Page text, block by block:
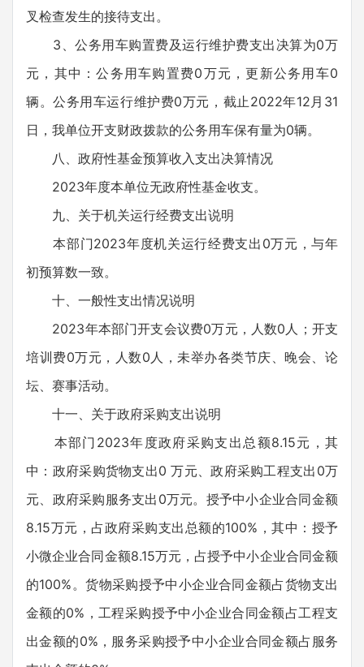
叉检查发生的接待支出。
3、公务用车购置费及运行维护费支出决算为0万
元，其中：公务用车购置费0万元，更新公务用车0
辆。公务用车运行维护费0万元，截止2022年12月31
日，我单位开支财政拨款的公务用车保有量为0辆。
八、政府性基金预算收入支出决算情况
2023年度本单位无政府性基金收支。
九、关于机关运行经费支出说明
本部门2023年度机关运行经费支出0万元，与年
初预算数一致。
十、一般性支出情况说明
2023年本部门开支会议费0万元，人数0人；开支
培训费0万元，人数0人，未举办各类节庆、晚会、论
坛、赛事活动。
十一、关于政府采购支出说明
本部门2023年度政府采购支出总额8.15元，其
中：政府采购货物支出0 万元、政府采购工程支出0万
元、政府采购服务支出0万元。授予中小企业合同金额
8.15万元，占政府采购支出总额的100%，其中：授予
小微企业合同金额8.15万元，占授予中小企业合同金额
的100%。货物采购授予中小企业合同金额占货物支出
金额的0%，工程采购授予中小企业合同金额占工程支
出金额的0%，服务采购授予中小企业合同金额占服务